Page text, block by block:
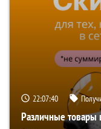
22:07:39
Различные товары